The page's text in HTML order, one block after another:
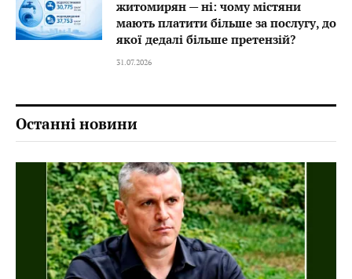
житомирян — ні: чому містяни
мають платити більше за послугу, до
якої дедалі більше претензій?
31.07.2026
Останні новини